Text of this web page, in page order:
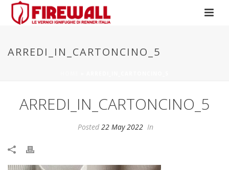
ARREDI_IN_CARTONCINO_5
ARREDI_IN_CARTONCINO_5
Posted 22 May 2022 In